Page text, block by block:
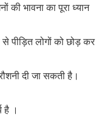
की भावना का पूरा ध्यान
पीड़ित लोगों को छोड़ कर
दी जा सकती है।
है ।